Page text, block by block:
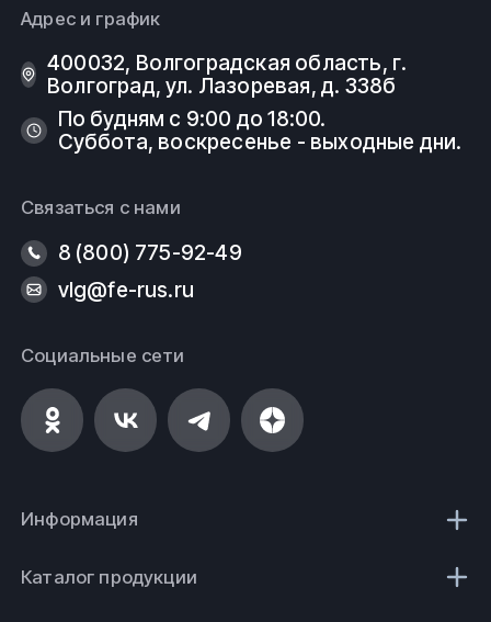
Адрес и график
400032, Волгоградская область, г.
Волгоград, ул. Лазоревая, д. 338б
По будням с 9:00 до 18:00.
Суббота, воскресенье - выходные дни.
Связаться с нами
8 (800) 775-92-49
vlg@fe-rus.ru
Социальные сети
Информация
Каталог продукции